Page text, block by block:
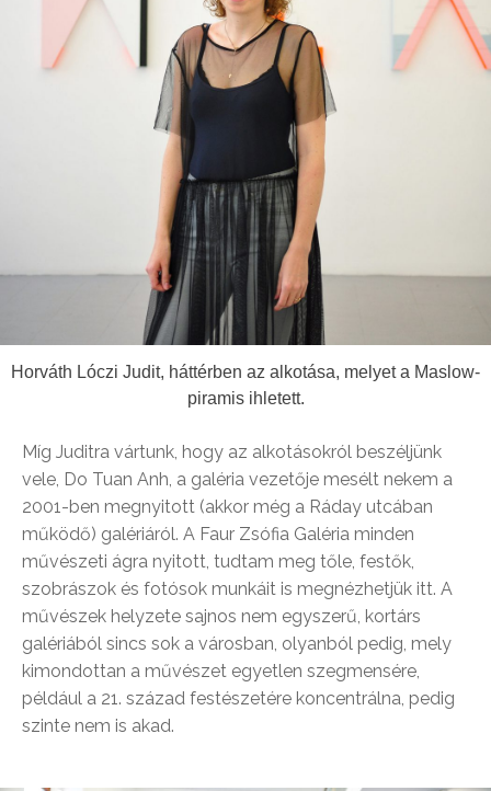
Horváth Lóczi Judit, háttérben az alkotása, melyet a Maslow-
piramis ihletett.
Míg Juditra vártunk, hogy az alkotásokról beszéljünk
vele, Do Tuan Anh, a galéria vezetője mesélt nekem a
2001-ben megnyitott (akkor még a Ráday utcában
működő) galériáról. A Faur Zsófia Galéria minden
művészeti ágra nyitott, tudtam meg tőle, festők,
szobrászok és fotósok munkáit is megnézhetjük itt. A
művészek helyzete sajnos nem egyszerű, kortárs
galériából sincs sok a városban, olyanból pedig, mely
kimondottan a művészet egyetlen szegmensére,
például a 21. század festészetére koncentrálna, pedig
szinte nem is akad.